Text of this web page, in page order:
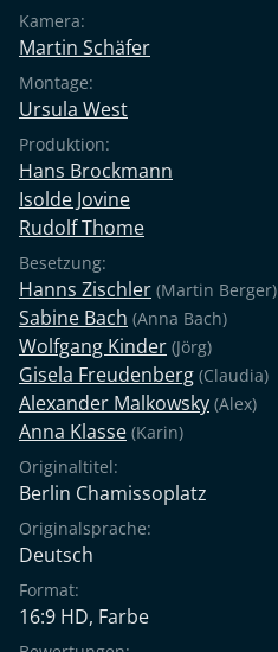
Kamera:
Martin Schäfer
Montage:
Ursula West
Produktion:
Hans Brockmann
Isolde Jovine
Rudolf Thome
Besetzung:
Hanns Zischler (Martin Berger)
Sabine Bach (Anna Bach)
Wolfgang Kinder (Jörg)
Gisela Freudenberg (Claudia)
Alexander Malkowsky (Alex)
Anna Klasse (Karin)
Originaltitel:
Berlin Chamissoplatz
Originalsprache:
Deutsch
Format:
16:9 HD, Farbe